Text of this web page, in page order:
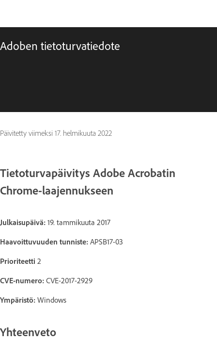
Adoben tietoturvatiedote
Päivitetty viimeksi 17. helmikuuta 2022
Tietoturvapäivitys Adobe Acrobatin
Chrome-laajennukseen
Julkaisupäivä: 19. tammikuuta 2017
Haavoittuvuuden tunniste: APSB17-03
Prioriteetti 2
CVE-numero: CVE-2017-2929
Ympäristö: Windows
Yhteenveto